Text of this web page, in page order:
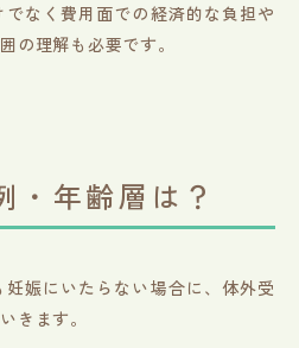
なく費用面での経済的な負担や
の理解も必要です。
・年齢層は？
娠にいたらない場合に、体外受
きます。